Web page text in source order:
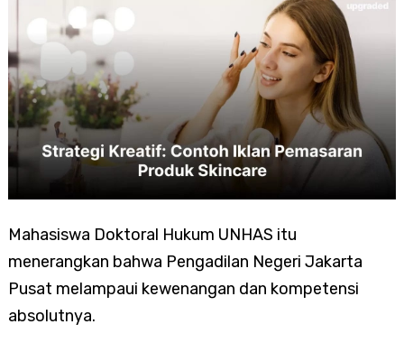
Mahasiswa Doktoral Hukum UNHAS itu
menerangkan bahwa Pengadilan Negeri Jakarta
Pusat melampaui kewenangan dan kompetensi
absolutnya.